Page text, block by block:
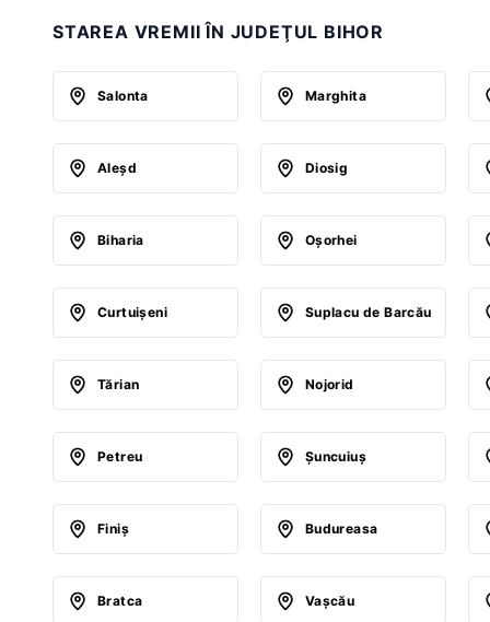
STAREA VREMII ÎN JUDEŢUL BIHOR
Salonta Marghita
Aleşd Diosig
Biharia Oşorhei
Curtuişeni Suplacu de Barcău
Tărian Nojorid
Petreu Şuncuiuş
Finiş Budureasa
Bratca Vaşcău